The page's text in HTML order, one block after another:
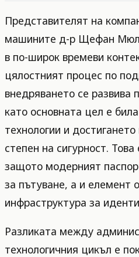
Представителят на
машините д-р Щефан
в по-широк времеви
цялостният процес по
внедряването се развива
като основната цел е
технологии и
степен на сигурност.
защото модерният
за пътуване, а и елемент
инфраструктура за
Разликата между
технологичния цикъл е